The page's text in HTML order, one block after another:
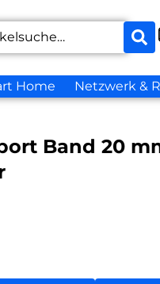
Home Netzwerk &
Band 20